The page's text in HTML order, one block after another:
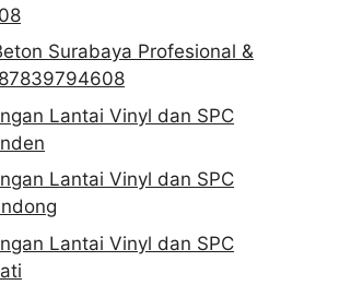
Surabaya Profesional &
Lantai Vinyl dan SPC
Lantai Vinyl dan SPC
Lantai Vinyl dan SPC